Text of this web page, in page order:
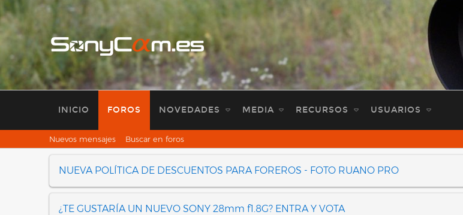
INICIO FOROS NOVEDADES MEDIA RECURSOS USUARIOS
Nuevos mensajes Buscar en foros
NUEVA POLÍTICA DE DESCUENTOS PARA FOREROS - FOTO RUANO PRO
¿TE GUSTARÍA UN NUEVO SONY 28mm f1.8G? ENTRA Y VOTA